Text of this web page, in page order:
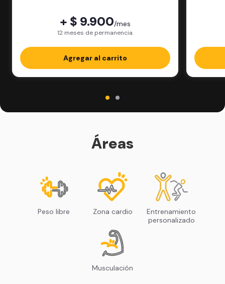
+ $ 9.900/mes
12 meses de permanencia
Agregar al carrito
Áreas
Peso libre Zona cardio
Entrenamiento
personalizado
Musculación